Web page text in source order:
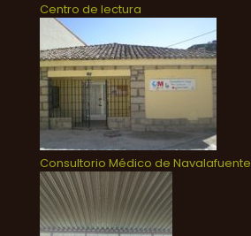
Centro de lectura
Consultorio Médico de Navalafuente